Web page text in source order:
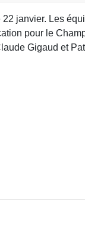
janvier. Les
pour le
Gigaud et